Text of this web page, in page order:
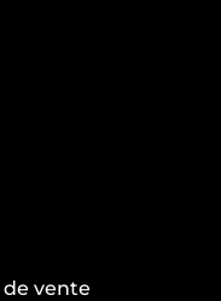
vente